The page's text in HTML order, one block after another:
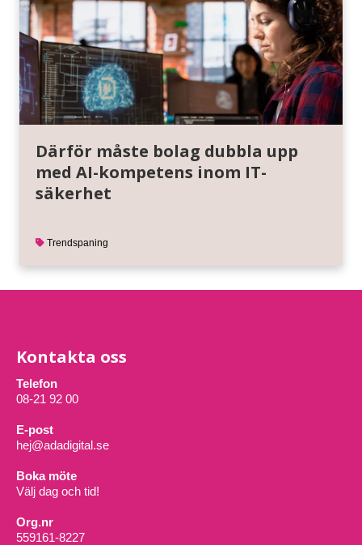
Därför måste bolag dubbla upp
med AI-kompetens inom IT-
säkerhet
Trendspaning
Kontakta oss
Telefon
08-21 92 00
E-post
hej@adadigital.se
Boka möte
Välj dag och tid!
Org.nr
559161-8227